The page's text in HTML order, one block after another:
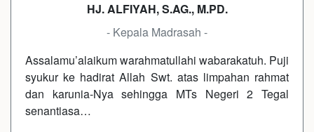
HJ. ALFIYAH, S.AG., M.PD.
- Kepala Madrasah -
Assalamu’alaikum warahmatullahi wabarakatuh. Puji
syukur ke hadirat Allah Swt. atas limpahan rahmat
dan karunia-Nya sehingga MTs Negeri 2 Tegal
senantiasa…